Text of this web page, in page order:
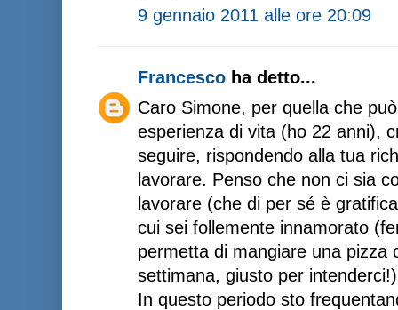
9 gennaio 2011 alle ore 20:09
Francesco ha detto...
Caro Simone, per quella che
esperienza di vita (ho 22 anni),
seguire, rispondendo alla tua
lavorare. Penso che non ci sia
lavorare (che di per sé è
cui sei follemente innamorato
permetta di mangiare una pizza
settimana, giusto per
In questo periodo sto